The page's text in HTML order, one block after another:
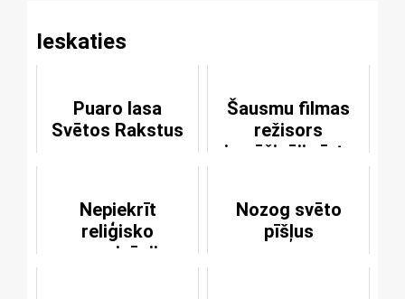
Ieskaties
Puaro lasa
Svētos Rakstus
Šausmu filmas
režisors
iemūžinājis īstu
Nepiekrīt
reliģisko
organizāciju
Nozog svēto
pīšļus